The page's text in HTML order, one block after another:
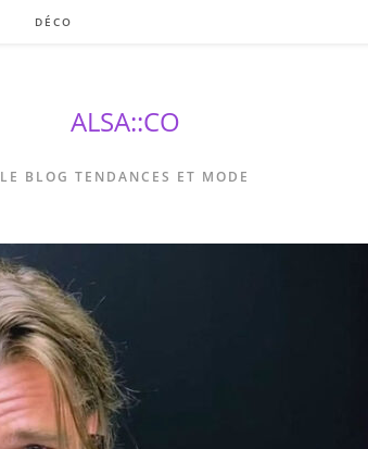
DÉCO
ALSA::CO
LE BLOG TENDANCES ET MODE